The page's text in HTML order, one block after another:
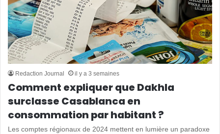
Redaction Journal il y a 3 semaines
Comment expliquer que Dakhla
surclasse Casablanca en
consommation par habitant ?
Les comptes régionaux de 2024 mettent en lumière un paradoxe